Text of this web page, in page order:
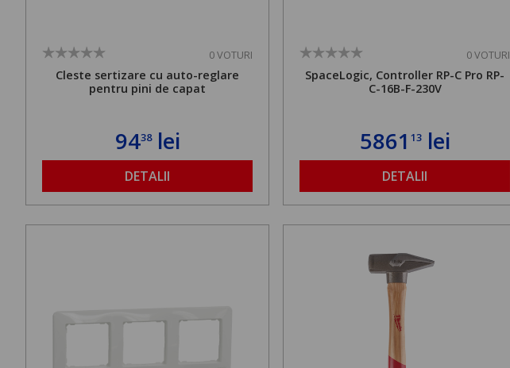
0 VOTURI
Cleste sertizare cu auto-reglare
pentru pini de capat
9438lei
DETALII
0 VOTURI
SpaceLogic, Controller RP-C Pro RP-
C-16B-F-230V
5861 13lei
DETALII